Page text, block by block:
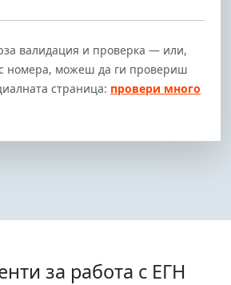
валидация и проверка — или,
номера, можеш да ги провериш
страница: провери много
за работа с ЕГН